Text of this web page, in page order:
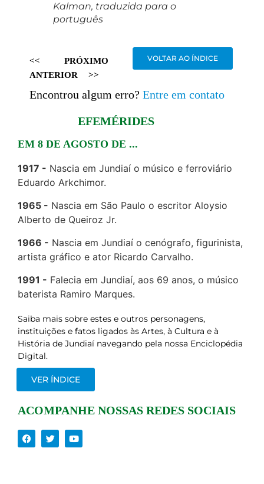
Kalman, traduzida para o
português
<<
ANTERIOR
PRÓXIMO
>>
VOLTAR AO ÍNDICE
Encontrou algum erro? Entre em contato
EFEMÉRIDES
EM 8 DE AGOSTO DE ...
1917
Nascia em Jundiaí o músico e ferroviário
Eduardo Arkchimor.
1965
Nascia em São Paulo o escritor Aloysio
Alberto de Queiroz Jr.
1966
Nascia em Jundiaí o cenógrafo, figurinista,
artista gráfico e ator Ricardo Carvalho.
1991
Falecia em Jundiaí, aos 69 anos, o músico
baterista Ramiro Marques.
Saiba mais sobre estes e outros personagens,
instituições e fatos ligados às Artes, à Cultura e à
História de Jundiaí navegando pela nossa Enciclopédia
Digital.
VER ÍNDICE
ACOMPANHE NOSSAS REDES SOCIAIS